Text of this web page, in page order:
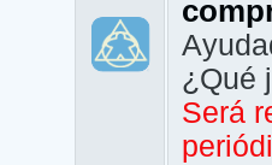
¿Qué
Será